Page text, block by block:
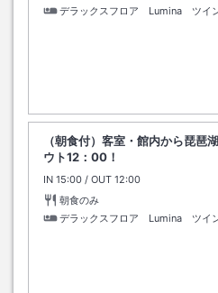
デラックスフロア Lumina ツ
（朝食付）客室・館内から琵琶
ウト12：00！
IN チェックイン
15:00 / OUT チェックアウト
12:00
朝食のみ
デラックスフロア Lumina ツ